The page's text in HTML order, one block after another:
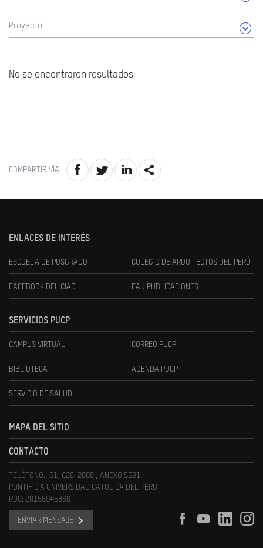
Proyecto
No se encontraron resultados
COMPARTIR VÍA:
ENLACES DE INTERÉS
ESCUELA DE POSGRADO COLEGIO DE ARQUITECTOS DEL PERÚ
FACEBOOK DEL CIAC FAU PUBLICACIONES
SERVICIOS PUCP
CAMPUS VIRTUAL CORREO PUCP
BIBLIOTECA AGENDA PUCP
SERVICIO DE SALUD
MAPA DEL SITIO
CONTACTO
TELÉFONO: (51) 626-2000 , ANEXO 5581
PONTIFICIA UNIVERSIDAD CATOLICA DEL PERU
RUC: 20155945860
ENVIAR MENSAJE